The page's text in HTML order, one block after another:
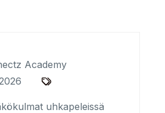
Academy
uhkapeleissä